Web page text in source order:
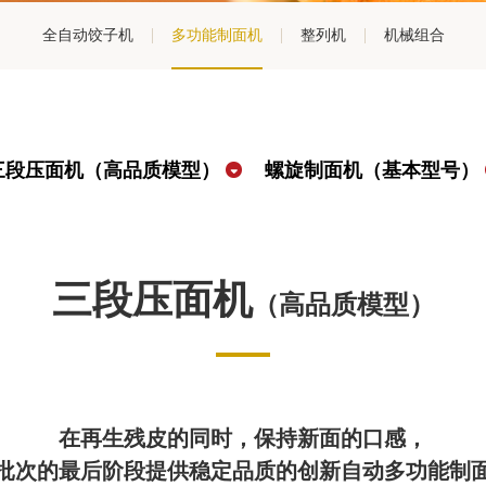
全自动饺子机 多功能制面机 整列机 机械组合
段压面机（高品质模型） 螺旋制面机（基本型号）
三段压面机（高品质模型）
在再生残皮的同时，保持新面的口感，
次的最后阶段提供稳定品质的创新自动多功能制